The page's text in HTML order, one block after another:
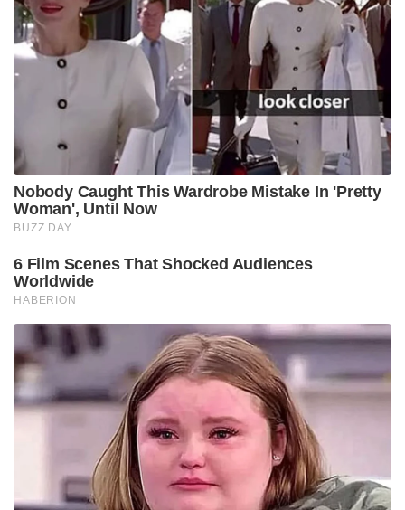
Nobody Caught This Wardrobe Mistake In 'Pretty
Woman', Until Now
BUZZ DAY
6 Film Scenes That Shocked Audiences
Worldwide
HABERION